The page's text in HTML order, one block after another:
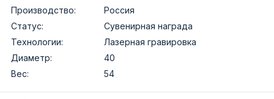
Производство:
Россия
Статус:
Сувенирная награда
Технологии:
Лазерная гравировка
Диаметр:
40
Вес:
54